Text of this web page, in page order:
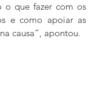
o que fazer com os
e como apoiar as
causa”, apontou.